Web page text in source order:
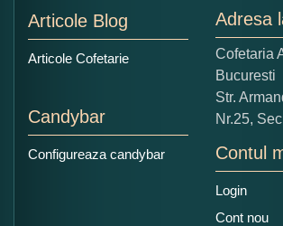
Copiati alaturi numarul din imagine:
Articole Blog
Articole Cofetarie
Candybar
Configureaza candybar
Adresa
Cofetaria
Bucuresti
Str.
Nr.25,
Contul
Login
Cont nou